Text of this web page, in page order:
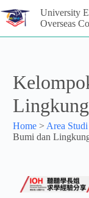
University
Overseas
Home > Area
Bumi dan